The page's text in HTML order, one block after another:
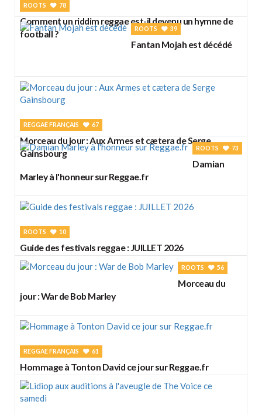
ROOTS 78
Comment un riddim reggae est-il devenu un hymne de
football ?
ROOTS 39
Fantan Mojah est décédé
REGGAE FRANÇAIS 67
Morceau du jour : Aux Armes et cætera de Serge
Gainsbourg
ROOTS 73
Damian
Marley à l'honneur sur Reggae.fr
ROOTS 10
Guide des festivals reggae : JUILLET 2026
ROOTS 56
Morceau du
jour : War de Bob Marley
REGGAE FRANÇAIS 61
Hommage à Tonton David ce jour sur Reggae.fr